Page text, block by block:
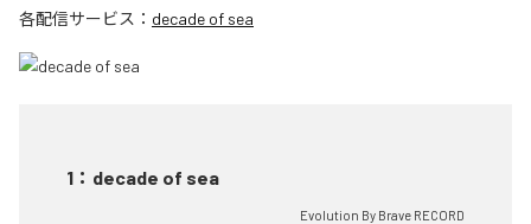
各配信サービス： decade of sea
1 ： decade of sea
Evolution By Brave RECORD